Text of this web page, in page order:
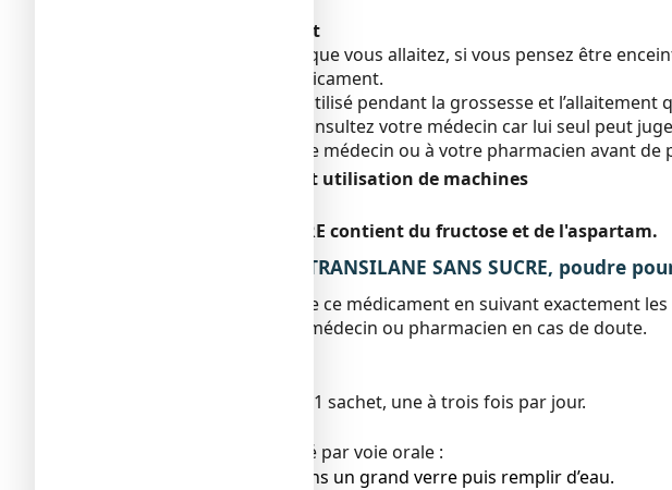
Grossesse et allaitement
Si vous êtes enceinte ou que vous allaitez, si vous pensez être
avant de prendre ce médicament.
Ce médicament ne sera utilisé pendant la grossesse et
pendant le traitement, consultez votre médecin car lui seul peut
Demandez conseil à votre médecin ou à votre pharmacien avant
Conduite de véhicules et utilisation de machines
TRANSILANE SANS SUCRE contient du fructose et de l'aspartam.
3. COMMENT PRENDRE TRANSILANE SANS SUCRE,
Veillez à toujours prendre ce médicament en suivant exactement
Vérifiez auprès de votre médecin ou pharmacien en cas de doute.
La dose habituelle est de 1 sachet, une à trois fois par jour.
Ce médicament est utilisé par voie orale :
● Versez la poudre dans un grand verre puis remplir d’eau.